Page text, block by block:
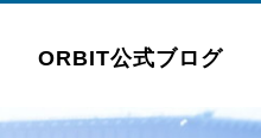
ORBIT公式ブログ